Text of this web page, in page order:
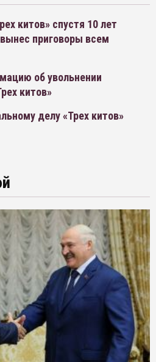
китов» спустя 10 лет
приговоры всем
об увольнении
китов»
делу «Трех китов»